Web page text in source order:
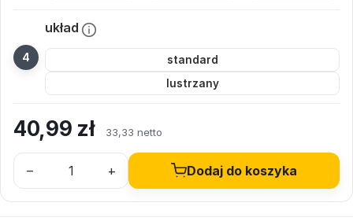
układ
standard
lustrzany
40,99 zł 33,33 netto
– + Dodaj do koszyka